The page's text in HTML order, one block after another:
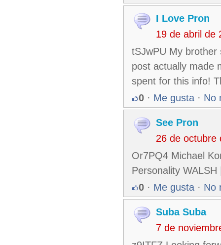
I Love Pron
19 de abril de
tSJwPU My brother
post actually made
spent for this info!
0 · Me gusta · No
See Pron
26 de octubre
Or7PQ4 Michael
Personality WALSH
0 · Me gusta · No
Suba Suba
7 de